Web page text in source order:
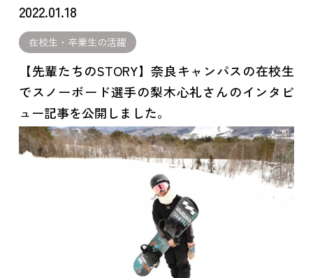
2022.01.18
在校生・卒業生の活躍
【先輩たちのSTORY】奈良キャンパスの在校生
でスノーボード選手の梨木心礼さんのインタビ
ュー記事を公開しました。